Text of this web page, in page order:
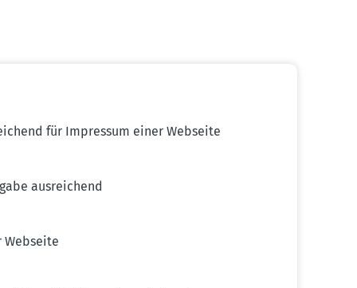
für Impressum einer Webseite
ausrei­chend
Webseite